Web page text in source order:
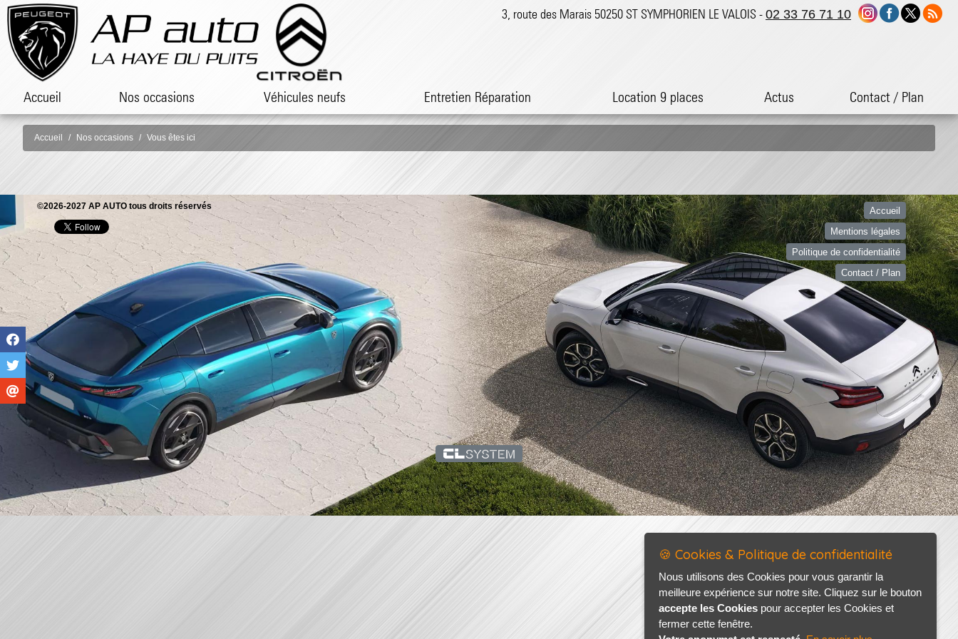
Accueil Nos occasions Véhicules neufs Entretien Réparation Location 9 places Actus Contact / Plan
3, route des Marais 50250 ST SYMPHORIEN LE VALOIS - 02 33 76 71 10
Accueil Nos occasions Vous êtes ici
©2026-2027 AP AUTO tous droits réservés
Accueil
Mentions légales
Politique de confidentialité
Contact / Plan
🍪 Cookies & Politique de confidentialité
Nous utilisons des Cookies pour vous garantir la
meilleure expérience sur notre site. Cliquez sur le bouton
accepte les Cookies pour accepter les Cookies et
fermer cette fenêtre.